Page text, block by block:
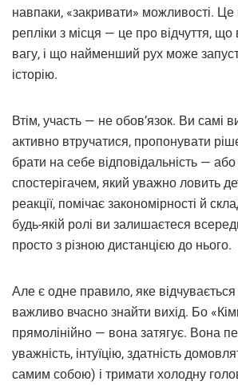
навпаки, «закривати» можливості. Це
репліки з місця — це про відчуття,
вагу, і що найменший рух може
історію.
Втім, участь — не обов’язок. Ви самі
активно втручатися, пропонувати
брати на себе відповідальність —
спостерігачем, який уважно ловить
реакції, помічає закономірності й
будь-якій ролі ви залишаєтеся
просто з різною дистанцією до нього.
Але є одне правило, яке
важливо вчасно знайти вихід. Бо
прямолінійно — вона затягує. Вона
уважність, інтуїцію, здатність
самим собою) і тримати холодну